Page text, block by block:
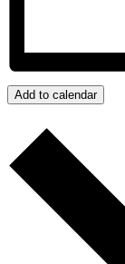
Add to calendar